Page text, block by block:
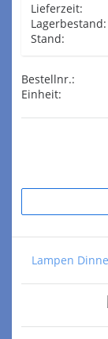
Lieferzeit:
Lagerbestand:
Stand:
Bestellnr.:
Einheit:
Lampen